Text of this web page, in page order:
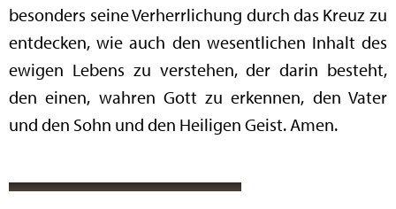
besonders seine Verherrlichung durch das Kreuz zu
entdecken, wie auch den wesentlichen Inhalt des
ewigen Lebens zu verstehen, der darin besteht,
den einen, wahren Gott zu erkennen, den Vater
und den Sohn und den Heiligen Geist. Amen.